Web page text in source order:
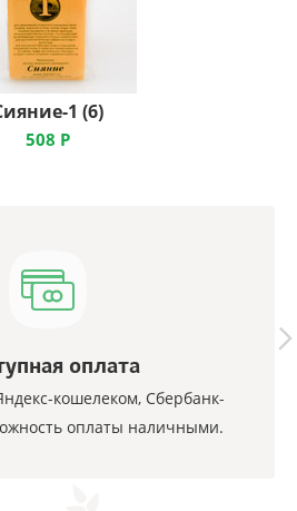
1 (6)
508 Р
оплата
кошелеком, Сбербанк-
оплаты наличными.